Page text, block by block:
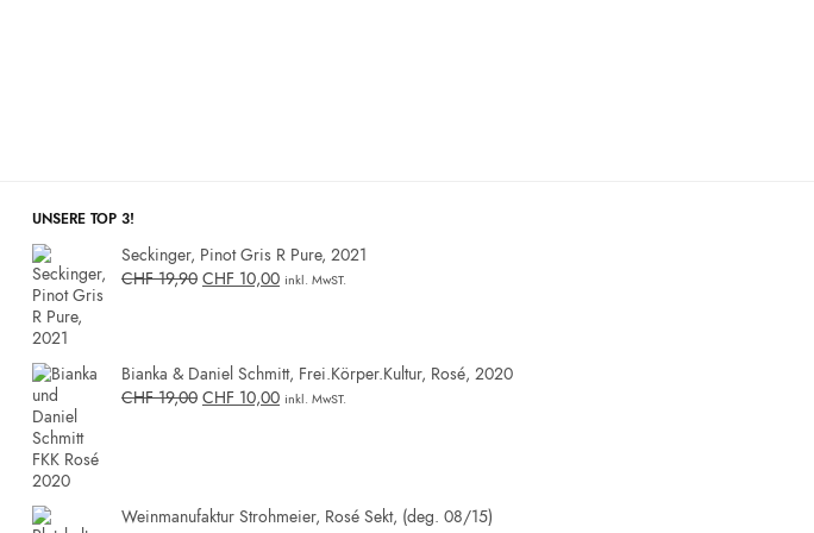
UNSERE TOP 3!
Seckinger, Pinot Gris R Pure, 2021
CHF19,90 CHF 10,00 inkl. MwST.
Bianka & Daniel Schmitt, Frei.Körper.Kultur, Rosé, 2020
CHF19,00 CHF 10,00 inkl. MwST.
Weinmanufaktur Strohmeier, Rosé Sekt, (deg. 08/15)